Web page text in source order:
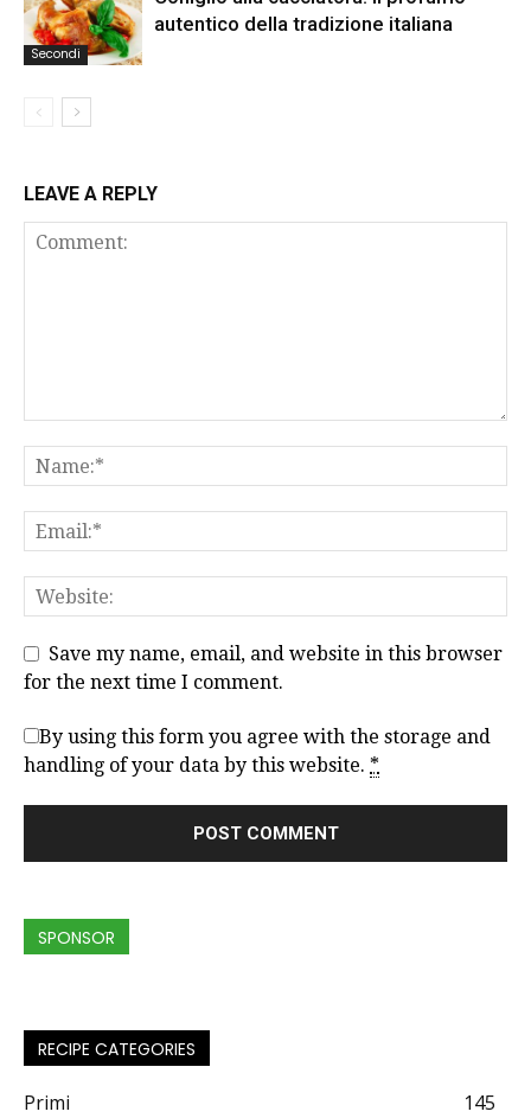
Secondi
autentico della tradizione italiana
LEAVE A REPLY
Save my name, email, and website in this browser
for the next time I comment.
By using this form you agree with the storage and
handling of your data by this website. *
SPONSOR
RECIPE CATEGORIES
Primi
145